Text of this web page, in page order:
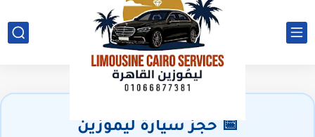
📅 حجز سيارة ليموزين